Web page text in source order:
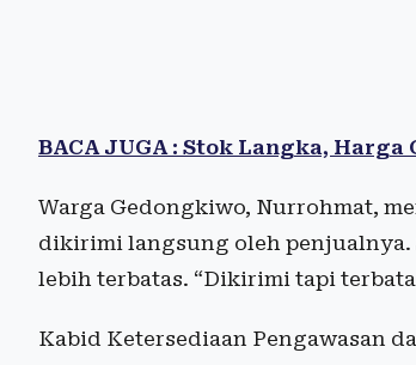
BACA JUGA : Stok Langka, Harga
Warga Gedongkiwo, Nurrohmat,
dikirimi langsung oleh penjualnya.
lebih terbatas. “Dikirimi tapi
Kabid Ketersediaan Pengawasan